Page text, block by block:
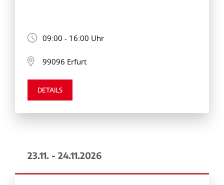
09:00 - 16:00 Uhr
99096 Erfurt
DETAILS
23.11. - 24.11.2026